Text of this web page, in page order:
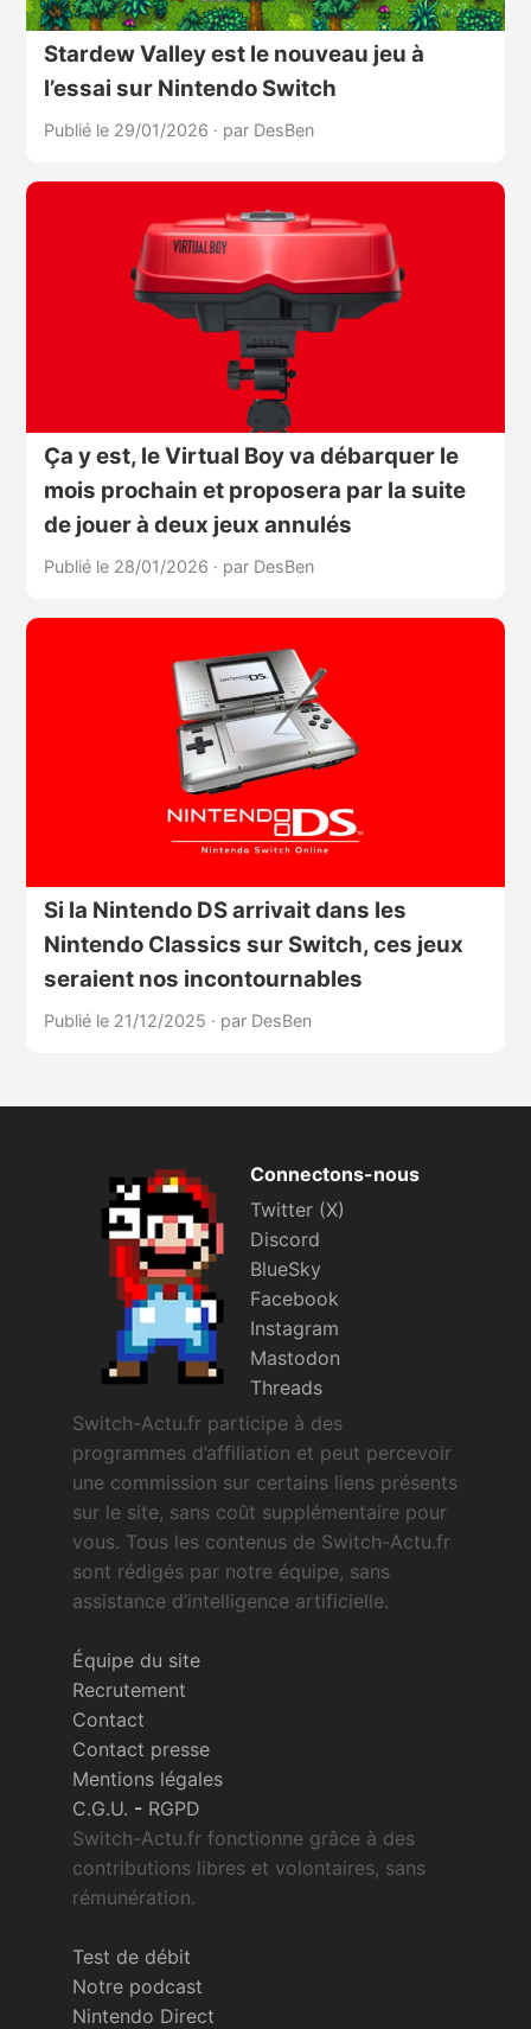
Stardew Valley est le nouveau jeu à
l’essai sur Nintendo Switch
Publié le 29/01/2026 · par DesBen
Ça y est, le Virtual Boy va débarquer le
mois prochain et proposera par la suite
de jouer à deux jeux annulés
Publié le 28/01/2026 · par DesBen
Si la Nintendo DS arrivait dans les
Nintendo Classics sur Switch, ces jeux
seraient nos incontournables
Publié le 21/12/2025 · par DesBen
Connectons-nous
Twitter (X)
Discord
BlueSky
Facebook
Instagram
Mastodon
Threads
Switch-Actu.fr participe à des
programmes d’affiliation et peut percevoir
une commission sur certains liens présents
sur le site, sans coût supplémentaire pour
vous. Tous les contenus de Switch-Actu.fr
sont rédigés par notre équipe, sans
assistance d’intelligence artificielle.
Équipe du site
Recrutement
Contact
Contact presse
Mentions légales
C.G.U. - RGPD
Switch-Actu.fr fonctionne grâce à des
contributions libres et volontaires, sans
rémunération.
Test de débit
Notre podcast
Nintendo Direct